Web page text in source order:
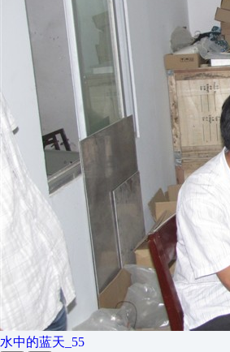
水中的蓝天_55